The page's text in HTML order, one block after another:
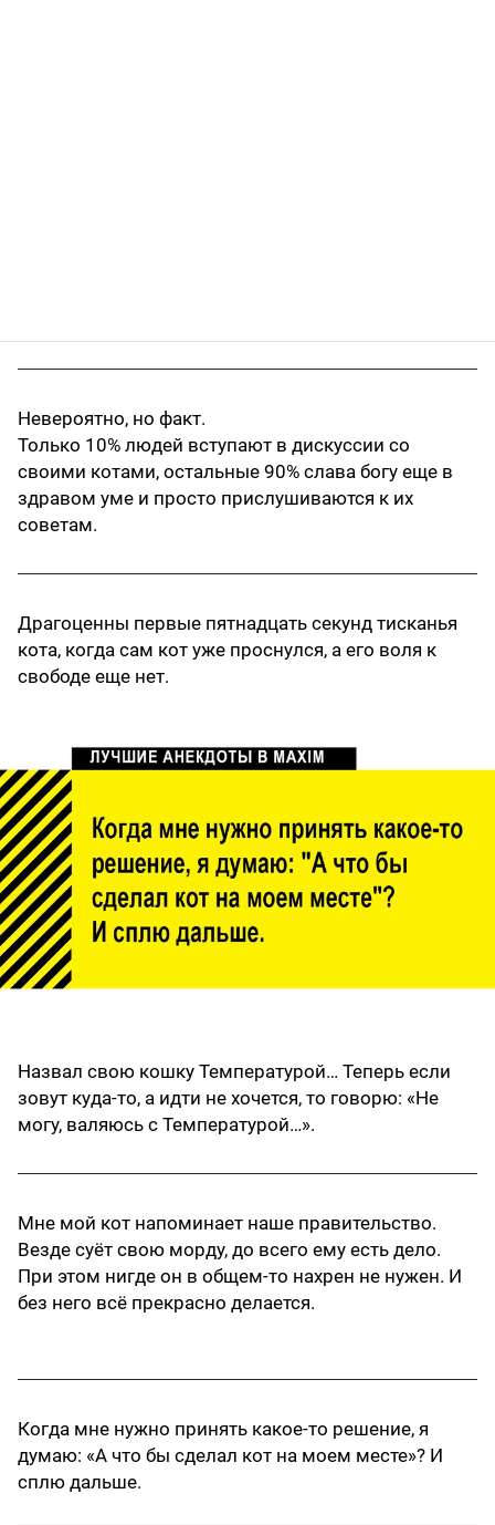
Невероятно, но факт.
Только 10% людей вступают в дискуссии со
своими котами, остальные 90% слава богу еще в
здравом уме и просто прислушиваются к их
советам.
Драгоценны первые пятнадцать секунд тисканья
кота, когда сам кот уже проснулся, а его воля к
свободе еще нет.
Назвал свою кошку Температурой… Теперь если
зовут куда-то, а идти не хочется, то говорю: «Не
могу, валяюсь с Температурой…».
Мне мой кот напоминает наше правительство.
Везде суёт свою морду, до всего ему есть дело.
При этом нигде он в общем-то нахрен не нужен. И
без него всё прекрасно делается.
Когда мне нужно принять какое-то решение, я
думаю: «А что бы сделал кот на моем месте»? И
сплю дальше.